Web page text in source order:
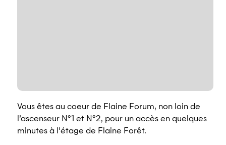
Vous êtes au coeur de Flaine Forum, non loin de
l’ascenseur N°1 et N°2, pour un accès en quelques
minutes à l'étage de Flaine Forêt.